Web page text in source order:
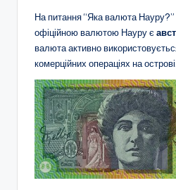
На питання “Яка валюта Науру?”
офіційною валютою Науру є
валюта активно
комерційних операціях на острові.